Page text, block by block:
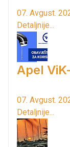
07. Avgust.
Detaljnije...
Apel
07. Avgust.
Detaljnije...